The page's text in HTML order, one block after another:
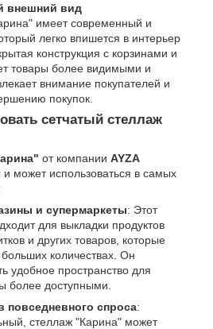
внешний вид
имеет современный и
легко впишется в интерьер
конструкция с корзинами и
товары более видимыми и
внимание покупателей и
покупок.
сетчатый стеллаж
от компании AYZA
и может использоваться в самых
и супермаркеты: Этот
для выкладки продуктов
и других товаров, которые
количествах. Он
удобное пространство для
более доступными.
повседневного спроса:
стеллаж "Карина" может